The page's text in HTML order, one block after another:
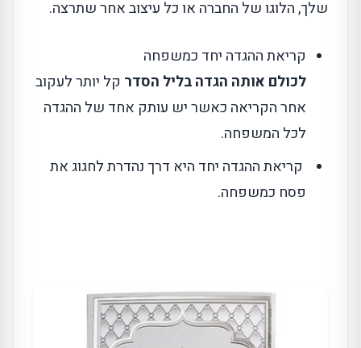
שלך, הלוגו של החברה או כל עיצוב אחר שתרצה.
קריאת ההגדה יחד כמשפחה
לכולם אותה הגדה בליל הסדר קל יותר לעקוב
אחר הקריאה כאשר יש עותק אחד של ההגדה
לכל המשפחה.
קריאת ההגדה יחד היא דרך נהדרת לחגוג את
פסח כמשפחה.